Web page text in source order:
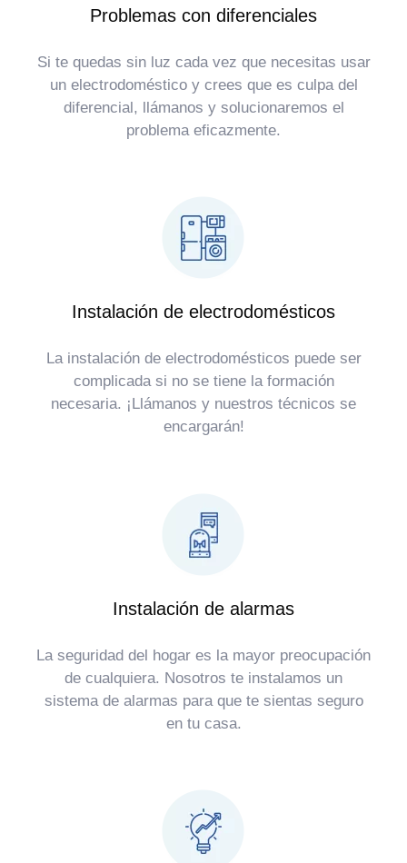
Problemas con diferenciales
Si te quedas sin luz cada vez que necesitas usar
un electrodoméstico y crees que es culpa del
diferencial, llámanos y solucionaremos el
problema eficazmente.
Instalación de electrodomésticos
La instalación de electrodomésticos puede ser
complicada si no se tiene la formación
necesaria. ¡Llámanos y nuestros técnicos se
encargarán!
Instalación de alarmas
La seguridad del hogar es la mayor preocupación
de cualquiera. Nosotros te instalamos un
sistema de alarmas para que te sientas seguro
en tu casa.